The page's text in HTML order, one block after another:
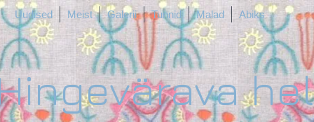
Uudised Meist Galerii Tunnid Malad Abiks